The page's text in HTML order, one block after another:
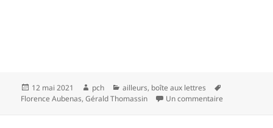
Publié
le
12 mai 2021 Auteur
pch Catégories
ailleurs, boîte aux lettres
Florence Aubenas,Gérald Thomassin Un commentaire